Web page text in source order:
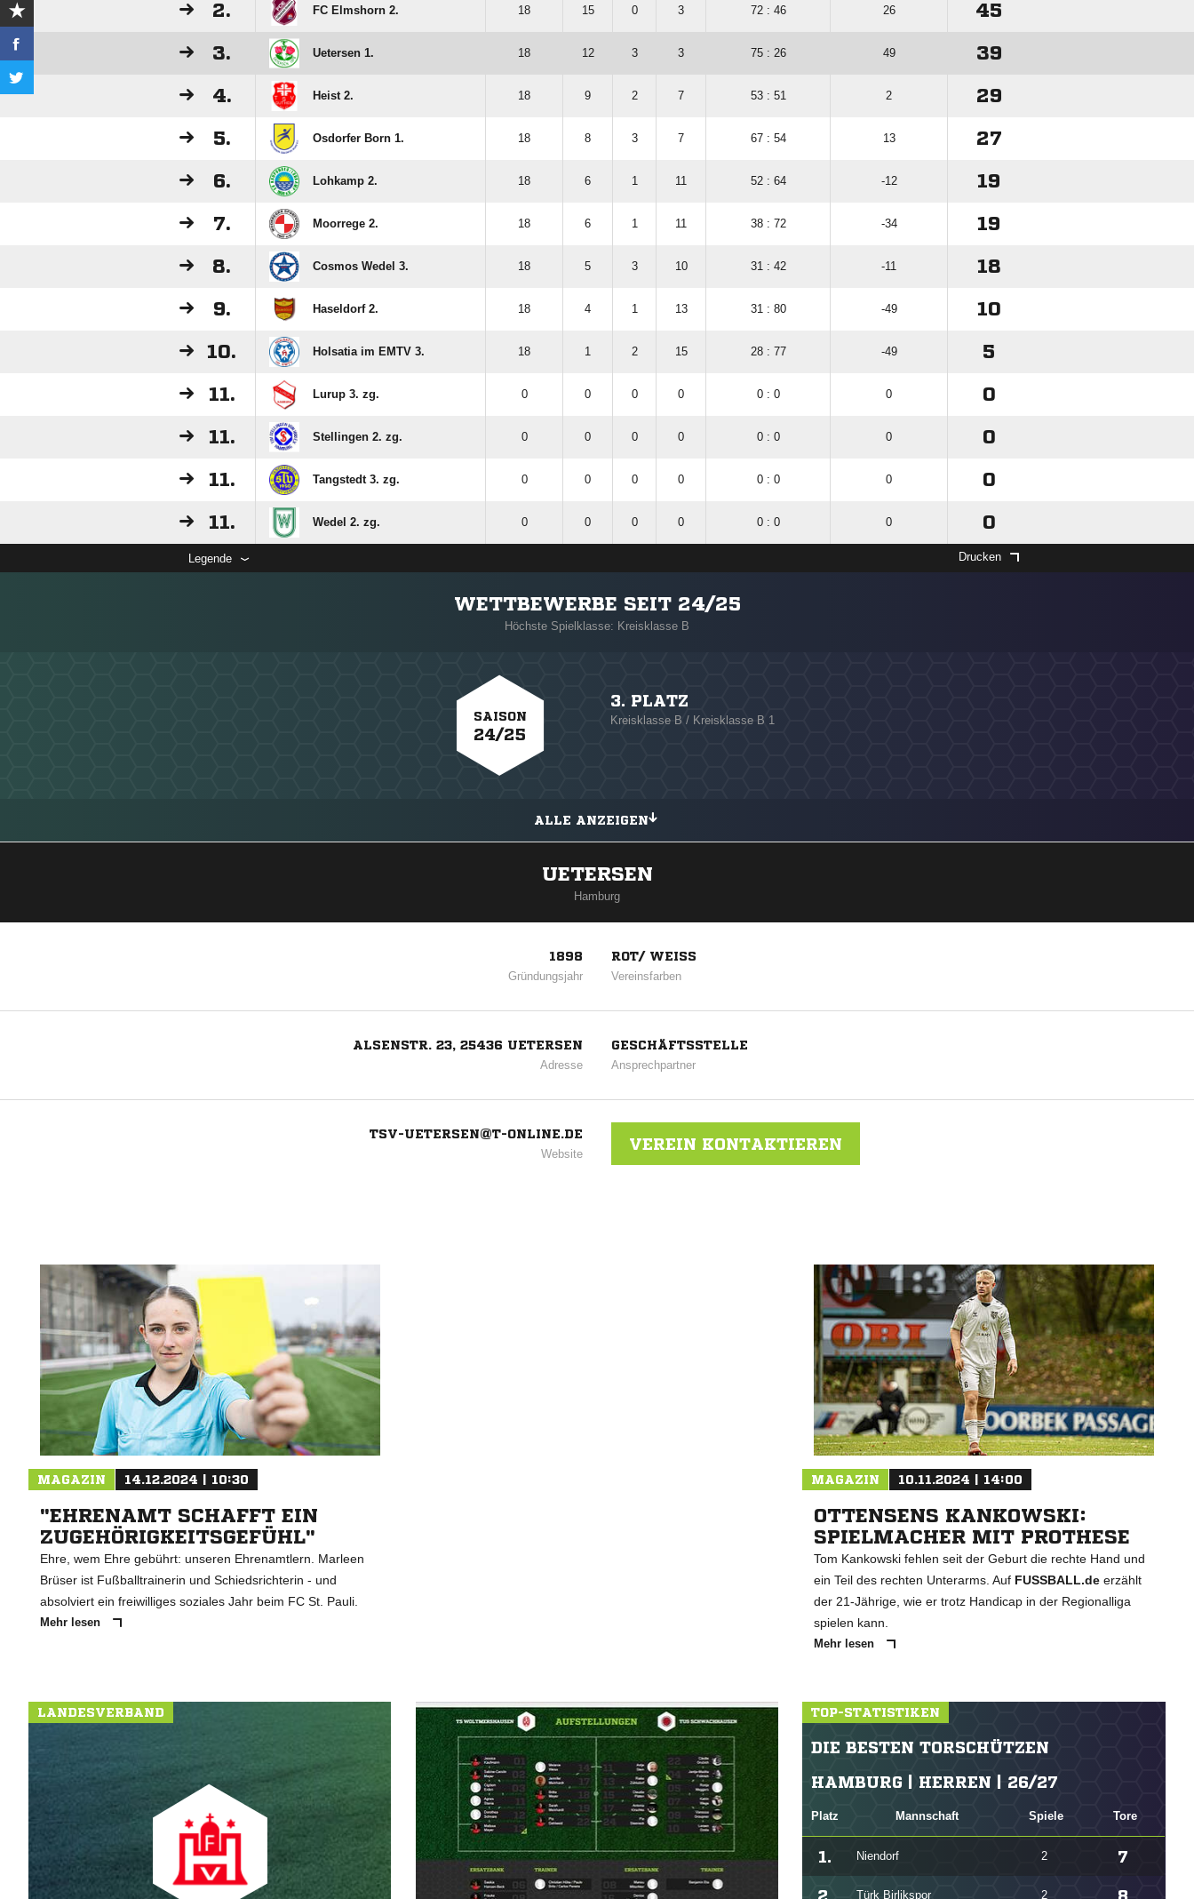
2. FC Elmshorn 2. 18 15 0 3 72 : 46 26 45
3. Uetersen 1. 18 12 3 3 75 : 26 49 39
4. Heist 2. 18 9 2 7 53 : 51 2 29
5. Osdorfer Born 1. 18 8 3 7 67 : 54 13 27
6. Lohkamp 2. 18 6 1 11 52 : 64 -12 19
7. Moorrege 2. 18 6 1 11 38 : 72 -34 19
8. Cosmos Wedel 3. 18 5 3 10 31 : 42 -11 18
9. Haseldorf 2. 18 4 1 13 31 : 80 -49 10
10. Holsatia im EMTV 3. 18 1 2 15 28 : 77 -49 5
11. Lurup 3. zg. 0 0 0 0 0 : 0 0 0
11. Stellingen 2. zg. 0 0 0 0 0 : 0 0 0
11. Tangstedt 3. zg. 0 0 0 0 0 : 0 0 0
11. Wedel 2. zg. 0 0 0 0 0 : 0 0 0
Legende Drucken
WETTBEWERBE SEIT 24/25
Höchste Spielklasse: Kreisklasse B
SAISON
24/25
3. PLATZ
Kreisklasse B / Kreisklasse B 1
ALLE ANZEIGEN
UETERSEN
Hamburg
1898
Gründungsjahr
ROT/ WEISS
Vereinsfarben
ALSENSTR. 23, 25436 UETERSEN
Adresse
GESCHÄFTSSTELLE
Ansprechpartner
TSV-UETERSEN@T-ONLINE.DE
Website
VEREIN KONTAKTIEREN
MAGAZIN 14.12.2024 | 10:30
"EHRENAMT SCHAFFT EIN
ZUGEHÖRIGKEITSGEFÜHL"
Ehre, wem Ehre gebührt: unseren Ehrenamtlern. Marleen
Brüser ist Fußballtrainerin und Schiedsrichterin - und
absolviert ein freiwilliges soziales Jahr beim FC St. Pauli.
Mehr lesen
MAGAZIN 10.11.2024 | 14:00
OTTENSENS KANKOWSKI:
SPIELMACHER MIT PROTHESE
Tom Kankowski fehlen seit der Geburt die rechte Hand und
ein Teil des rechten Unterarms. Auf FUSSBALL.de erzählt
der 21-Jährige, wie er trotz Handicap in der Regionalliga
spielen kann.
Mehr lesen
LANDESVERBAND TOP-STATISTIKEN
DIE BESTEN TORSCHÜTZEN
HAMBURG | HERREN | 26/27
Platz Mannschaft Spiele Tore
1. Niendorf 2 7
2. Türk Birlikspor 2 8